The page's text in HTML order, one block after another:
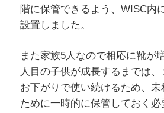
階に保管できるよう、WISC内
設置しました。
また家族5人なので相応に靴が
人目の子供が成長するまでは
お下がりで使い続けるため、
ために一時的に保管しておく必